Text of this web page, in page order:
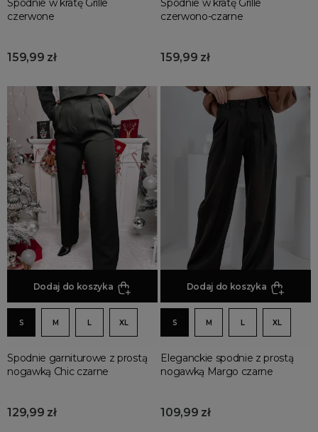
Letnie Uroczystości
Zimowe Uroczystości
Produkty Tygodnia
Różowy Październik
Black Friday
Cyber Monday
Black Week
Wyprzedaż noworoczna
Spodnie w kratę Grille
czerwone
159,99 zł
Spodnie w kratę Grille
czerwono-czarne
159,99 zł
Dodaj do koszyka
S M L XL
Spodnie garniturowe z prostą
nogawką Chic czarne
129,99 zł
Dodaj do koszyka
S M L XL
Eleganckie spodnie z prostą
nogawką Margo czarne
109,99 zł